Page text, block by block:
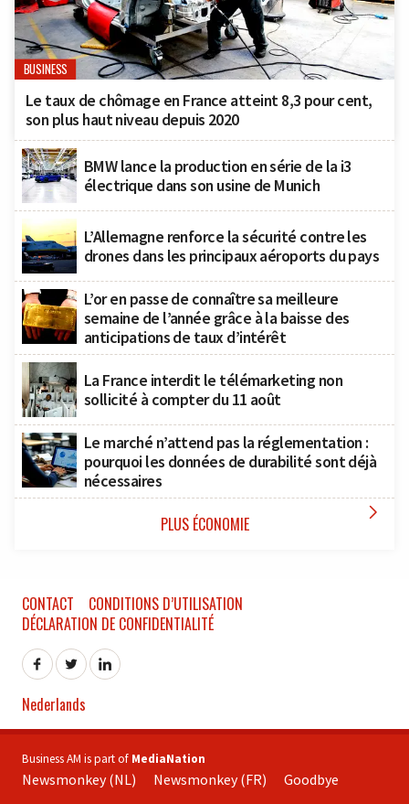
BUSINESS
Le taux de chômage en France atteint 8,3 pour cent,
son plus haut niveau depuis 2020
BMW lance la production en série de la i3
électrique dans son usine de Munich
L’Allemagne renforce la sécurité contre les
drones dans les principaux aéroports du pays
L’or en passe de connaître sa meilleure
semaine de l’année grâce à la baisse des
anticipations de taux d’intérêt
La France interdit le télémarketing non
sollicité à compter du 11 août
Le marché n’attend pas la réglementation :
pourquoi les données de durabilité sont déjà
nécessaires
PLUS ÉCONOMIE 
CONTACT
CONDITIONS D’UTILISATION
DÉCLARATION DE CONFIDENTIALITÉ
Nederlands
Business AM is part of MediaNation
Newsmonkey (NL) Newsmonkey (FR) Goodbye